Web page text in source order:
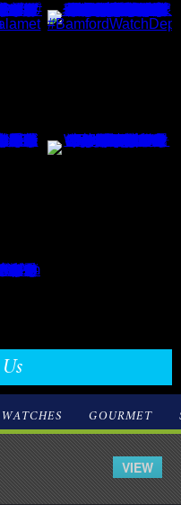
VIEW
WATCHES GOURMET
感触が新しすぎる！
の一手は、ラグジュアリー×超